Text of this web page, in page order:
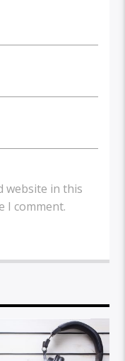
website in this
I comment.